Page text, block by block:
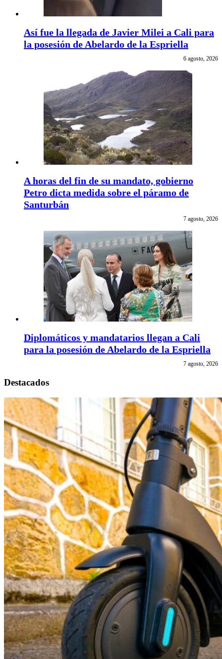
Así fue la llegada de Javier Milei a Cali para
la posesión de Abelardo de la Espriella
6 agosto, 2026
A horas del fin de su mandato, gobierno
Petro dicta medida sobre el páramo de
Santurbán
7 agosto, 2026
Diplomáticos y mandatarios llegan a Cali
para la posesión de Abelardo de la Espriella
7 agosto, 2026
Destacados